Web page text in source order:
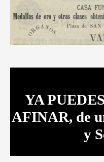
YA
AFINAR, de
y